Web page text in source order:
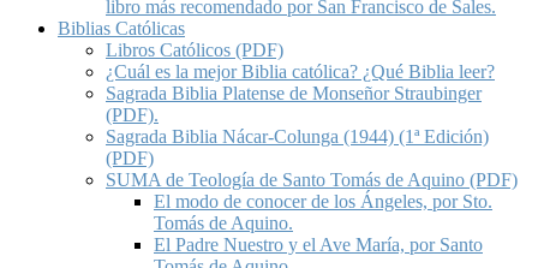
libro más recomendado por San Francisco de Sales.
Biblias Católicas
Libros Católicos (PDF)
¿Cuál es la mejor Biblia católica? ¿Qué Biblia leer?
Sagrada Biblia Platense de Monseñor Straubinger
(PDF).
Sagrada Biblia Nácar-Colunga (1944) (1ª Edición)
(PDF)
SUMA de Teología de Santo Tomás de Aquino (PDF)
El modo de conocer de los Ángeles, por Sto.
Tomás de Aquino.
El Padre Nuestro y el Ave María, por Santo